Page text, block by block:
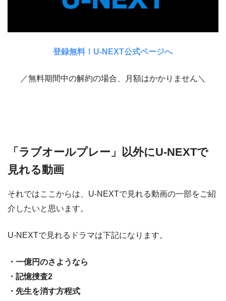
登録無料！U-NEXT公式ページへ
／無料期間中の解約の場合、月額はかかりません＼
「ラブオールプレー」以外にU-NEXTで
見れる動画
それではここからは、U-NEXTで見れる動画の一部をご紹
介したいと思います。
U-NEXTで見れるドラマは下記になります。
・一億円のさようなら
・記憶捜査2
・先生を消す方程式